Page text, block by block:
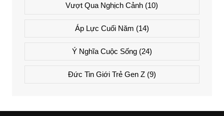
Vượt Qua Nghịch Cảnh (10)
Áp Lực Cuối Năm (14)
Ý Nghĩa Cuộc Sống(24)
Đức Tin Giới Trẻ Gen Z(9)